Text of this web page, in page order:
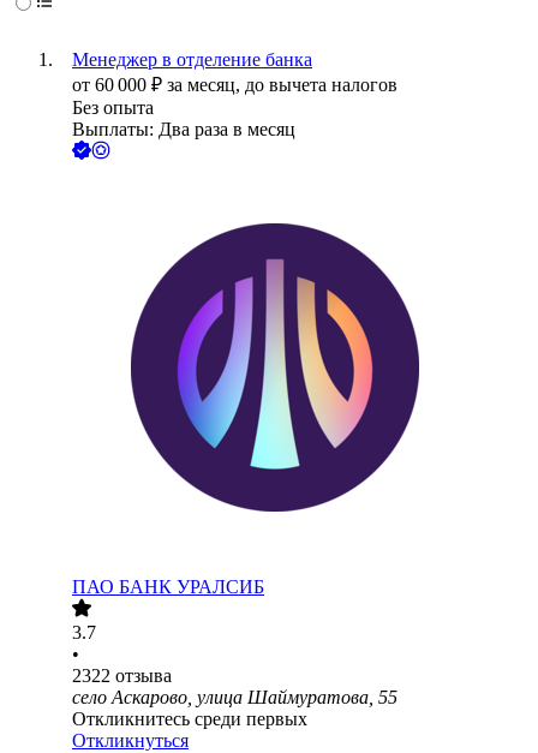
Менеджер в отделение банка
от 60 000 ₽ за месяц, до вычета налогов
Без опыта
Выплаты: Два раза в месяц
ПАО БАНК УРАЛСИБ
3.7
•
2322 отзыва
село Аскарово, улица Шаймуратова, 55
Откликнитесь среди первых
Откликнуться